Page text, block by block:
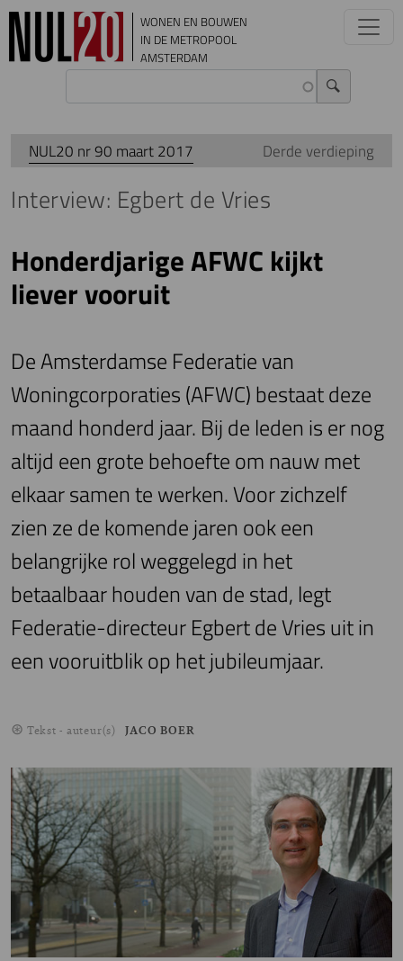
Overslaan en naar de inhoud gaan
WONEN EN BOUWEN
IN DE METROPOOL
AMSTERDAM
NUL20 nr 90 maart 2017 Derde verdieping
Interview: Egbert de Vries
Honderdjarige AFWC kijkt
liever vooruit
De Amsterdamse Federatie van
Woningcorporaties (AFWC) bestaat deze
maand honderd jaar. Bij de leden is er nog
altijd een grote behoefte om nauw met
elkaar samen te werken. Voor zichzelf
zien ze de komende jaren ook een
belangrijke rol weggelegd in het
betaalbaar houden van de stad, legt
Federatie-directeur Egbert de Vries uit in
een vooruitblik op het jubileumjaar.
Tekst - auteur(s) JACO BOER